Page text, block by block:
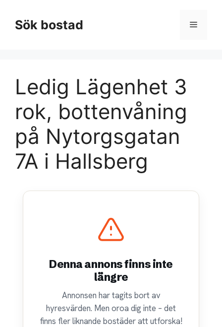
innehållSök bostad Meny
Ledig Lägenhet 3
rok, bottenvåning
på Nytorgsgatan
7A i Hallsberg
Denna annons finns inte
längre
Annonsen har tagits bort av
hyresvärden. Men oroa dig inte – det
finns fler liknande bostäder att utforska!